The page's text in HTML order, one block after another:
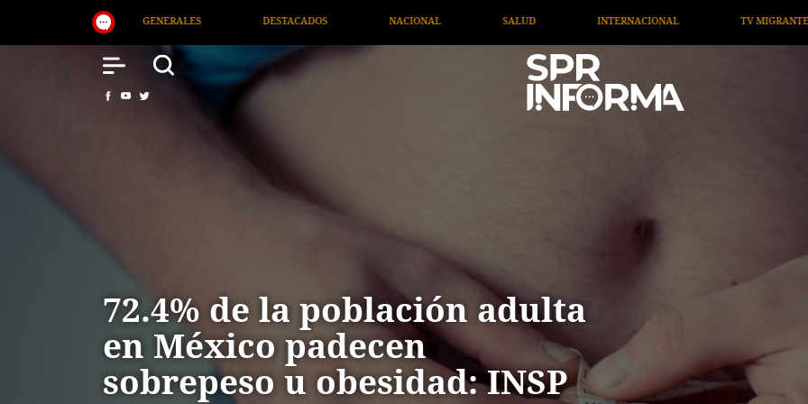
NACIONAL SALUD INTERNACIONAL TV MIGRANTE INFORMA OPINIÓN ARTÍCULOS
72.4% de la población adulta
en México padecen
sobrepeso u obesidad: INSP